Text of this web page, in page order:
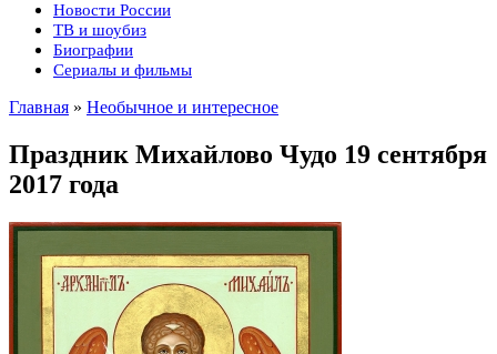
Новости России
ТВ и шоубиз
Биографии
Сериалы и фильмы
Главная » Необычное и интересное
Праздник Михайлово Чудо 19 сентября
2017 года